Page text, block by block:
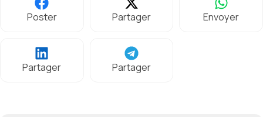
Poster Partager Envoyer
Partager Partager